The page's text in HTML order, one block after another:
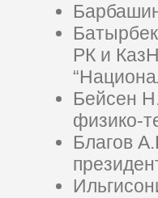
РК и
Бейсен
физико-
Благов